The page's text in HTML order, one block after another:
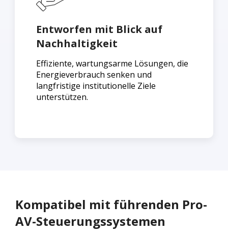
Entworfen mit Blick auf
Nachhaltigkeit
Effiziente, wartungsarme Lösungen, die
Energieverbrauch senken und
langfristige institutionelle Ziele
unterstützen.
Kompatibel mit führenden Pro-
AV-Steuerungssystemen